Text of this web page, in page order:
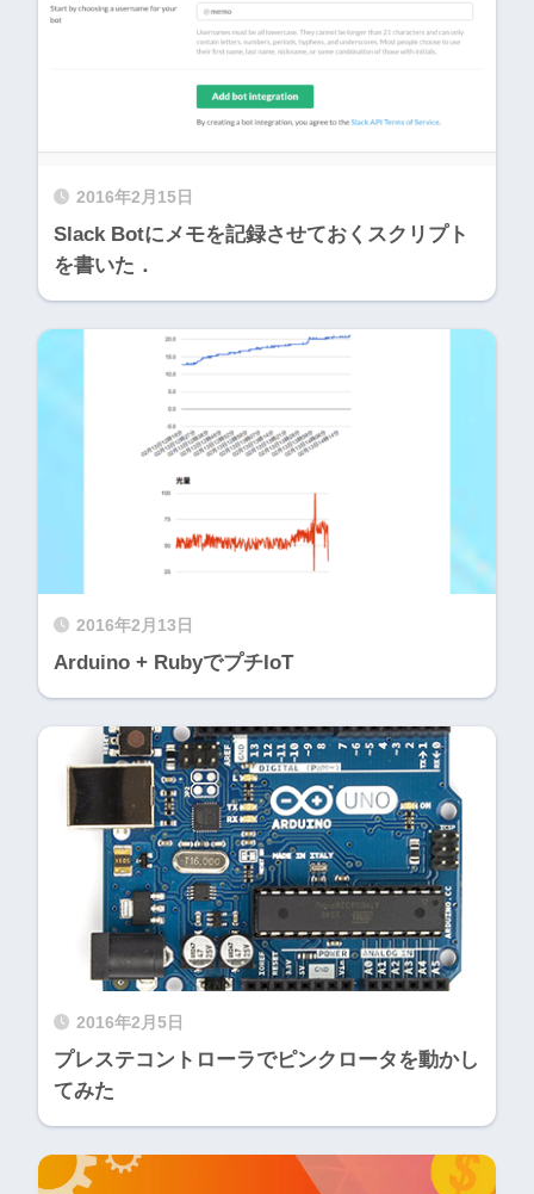
2016年2月15日
Slack Botにメモを記録させておくスクリプト
を書いた．
2016年2月13日
Arduino + RubyでプチIoT
2016年2月5日
プレステコントローラでピンクロータを動かし
てみた